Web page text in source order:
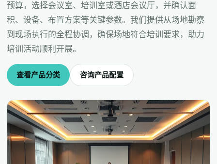
预算，选择会议室、培训室或酒店会议厅，并确认面
积、设备、布置方案等关键参数。我们提供从场地勘察
到现场执行的全程协调，确保场地符合培训要求，助力
培训活动顺利开展。
查看产品分类 咨询产品配置